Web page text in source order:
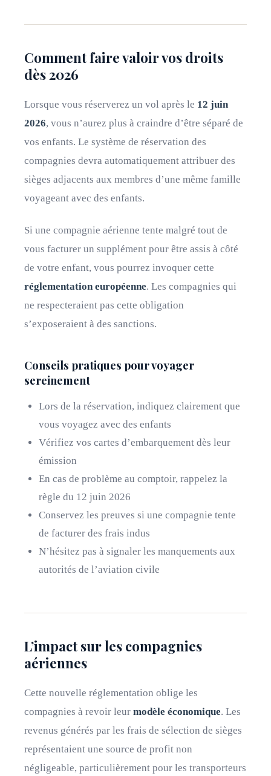
Comment faire valoir vos droits
dès 2026
Lorsque vous réserverez un vol après le 12 juin
2026, vous n’aurez plus à craindre d’être séparé de
vos enfants. Le système de réservation des
compagnies devra automatiquement attribuer des
sièges adjacents aux membres d’une même famille
voyageant avec des enfants.
Si une compagnie aérienne tente malgré tout de
vous facturer un supplément pour être assis à côté
de votre enfant, vous pourrez invoquer cette
réglementation européenne. Les compagnies qui
ne respecteraient pas cette obligation
s’exposeraient à des sanctions.
Conseils pratiques pour voyager
sereinement
Lors de la réservation, indiquez clairement que
vous voyagez avec des enfants
Vérifiez vos cartes d’embarquement dès leur
émission
En cas de problème au comptoir, rappelez la
règle du 12 juin 2026
Conservez les preuves si une compagnie tente
de facturer des frais indus
N’hésitez pas à signaler les manquements aux
autorités de l’aviation civile
L’impact sur les compagnies
aériennes
Cette nouvelle réglementation oblige les
compagnies à revoir leur modèle économique. Les
revenus générés par les frais de sélection de sièges
représentaient une source de profit non
négligeable, particulièrement pour les transporteurs